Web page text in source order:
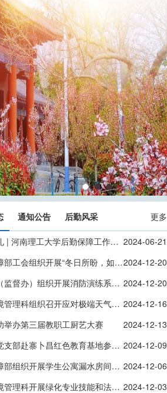
通知公告 后勤风采 更多
2024-06-21
发展巡礼 | 河南理工大学后勤保障工作巡礼
2024-12-20
后勤保障部工会组织开展“冬日所盼，如约而至”主题活动
2024-12-20
餐饮科（监督办）组织开展消防演练系列活动
2024-12-16
校园环境管理科组织召开应对极端天气工作协调会
2024-12-13
举办第三届教职工厨艺大赛
2024-12-09
环境科党支部赴寨卜昌红色教育基地参观学习
2024-12-06
后勤保障部组织开展学生公寓漏水房间专项排查整治工作
2024-12-03
校园环境管理科开展绿化专业技能和法治宣传教育培训